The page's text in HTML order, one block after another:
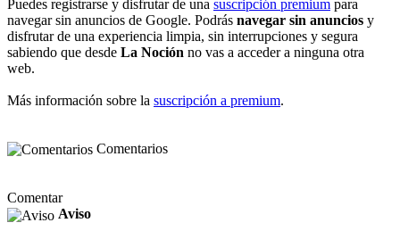
Puedes registrarse y disfrutar de una suscripción premium para
navegar sin anuncios de Google. Podrás navegar sin anuncios y
disfrutar de una experiencia limpia, sin interrupciones y segura
sabiendo que desde La Noción no vas a acceder a ninguna otra
web.
Más información sobre la suscripción a premium.
Comentarios
Comentar
Aviso